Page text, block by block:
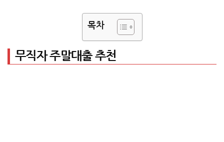
목차
무직자 주말대출 추천